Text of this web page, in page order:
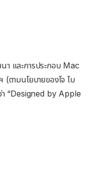
และการประกอบ Mac
ตามนโยบายของโจ ไบ
า “Designed by Apple